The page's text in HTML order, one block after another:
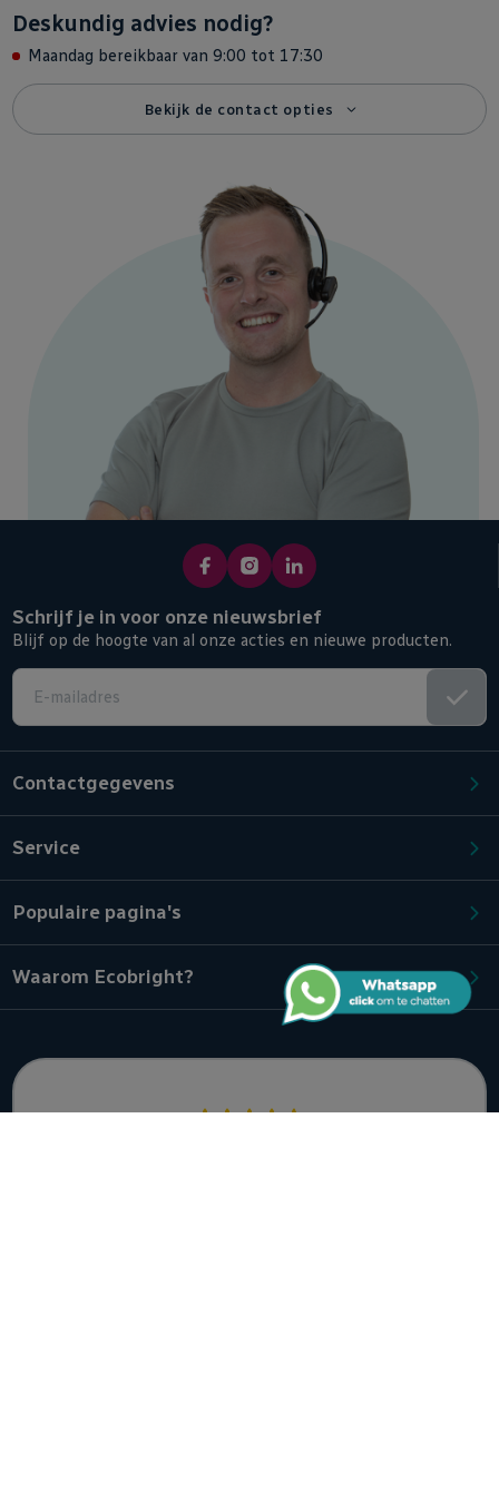
Deskundig advies nodig?
Maandag bereikbaar van 9:00 tot 17:30
Bekijk de contact opties
Schrijf je in voor onze nieuwsbrief
Blijf op de hoogte van al onze acties en nieuwe producten.
Contactgegevens
Service
Populaire pagina's
Waarom Ecobright?